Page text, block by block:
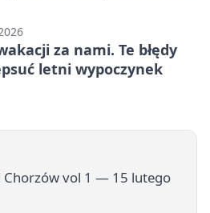
za nami. Te błędy
letni wypoczynek
Chorzów vol 1 — 15 lutego